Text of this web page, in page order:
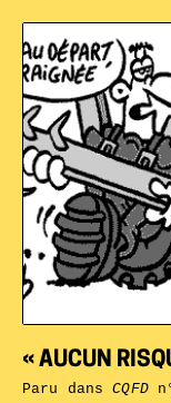
« AUCUN
Paru dansCQFD